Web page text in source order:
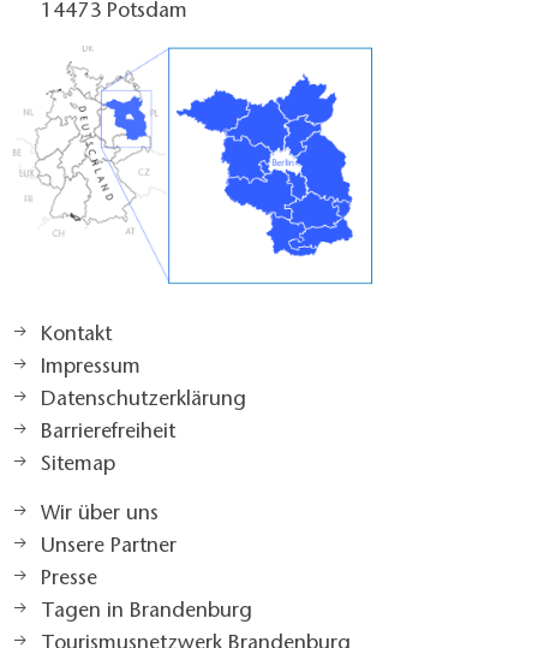
14473 Potsdam
Kontakt
Impressum
Datenschutzerklärung
Barrierefreiheit
Sitemap
Wir über uns
Unsere Partner
Presse
Tagen in Brandenburg